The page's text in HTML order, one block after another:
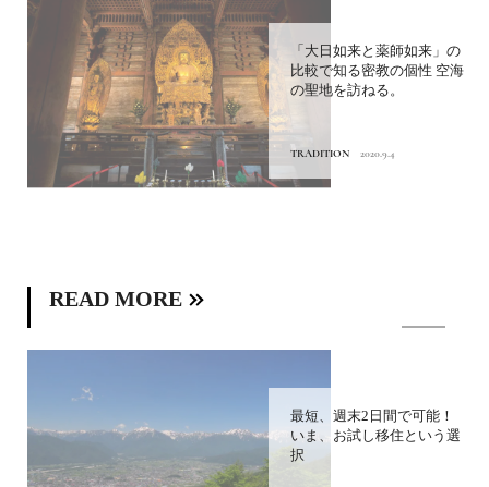
「大日如来と薬師如来」の
比較で知る密教の個性 空海
の聖地を訪ねる。
TRADITION 2020.9.4
READ MORE
最短、週末2日間で可能！
いま、お試し移住という選
択